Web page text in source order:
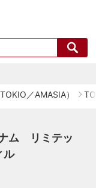
／AMASIA）
ム リミテッ
ル